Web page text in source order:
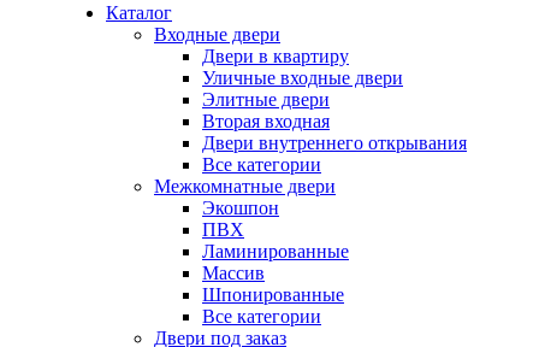
Каталог
Входные двери
Двери в квартиру
Уличные входные двери
Элитные двери
Вторая входная
Двери внутреннего открывания
Все категории
Межкомнатные двери
Экошпон
ПВХ
Ламинированные
Массив
Шпонированные
Все категории
Двери под заказ